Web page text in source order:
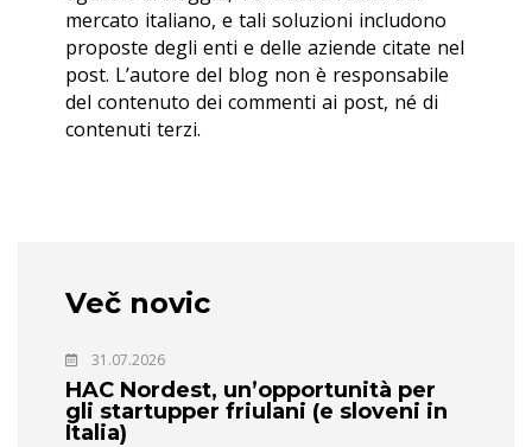
mercato italiano, e tali soluzioni includono
proposte degli enti e delle aziende citate nel
post. L’autore del blog non è responsabile
del contenuto dei commenti ai post, né di
contenuti terzi.
Več novic
31.07.2026
HAC Nordest, un’opportunità per
gli startupper friulani (e sloveni in
Italia)